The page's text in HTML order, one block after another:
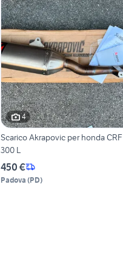
4
Scarico Akrapovic per honda CRF
300 L
450 €
Padova (PD)